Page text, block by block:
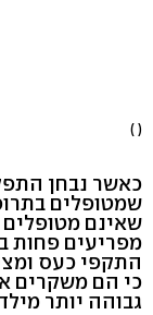
( )
כאשר נבחן
שמטופלים
שאינם
מפריעים פחות
התקפי כעס
כי הם משקרים
גבוהה יותר